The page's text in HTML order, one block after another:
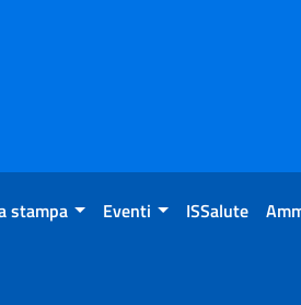
stampa Eventi ISSalute